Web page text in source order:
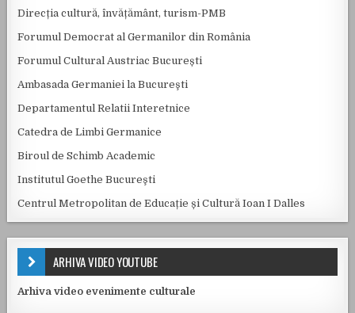
Direcția cultură, învățământ, turism-PMB
Forumul Democrat al Germanilor din România
Forumul Cultural Austriac București
Ambasada Germaniei la Bucureşti
Departamentul Relatii Interetnice
Catedra de Limbi Germanice
Biroul de Schimb Academic
Institutul Goethe Bucureşti
Centrul Metropolitan de Educație și Cultură Ioan I Dalles
ARHIVA VIDEO YOUTUBE
Arhiva video evenimente culturale